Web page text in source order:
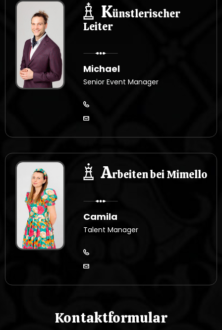
Künstlerischer
Leiter
Michael
Senior Event Manager
Arbeiten bei Mimello
Camila
Talent Manager
Kontaktformular